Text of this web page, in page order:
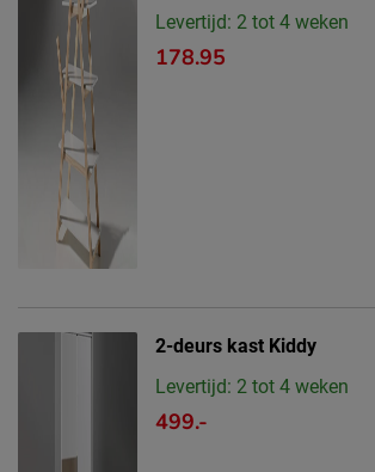
Levertijd: 2 tot 4 weken
178.95
2-deurs kast Kiddy
Levertijd: 2 tot 4 weken
499.-